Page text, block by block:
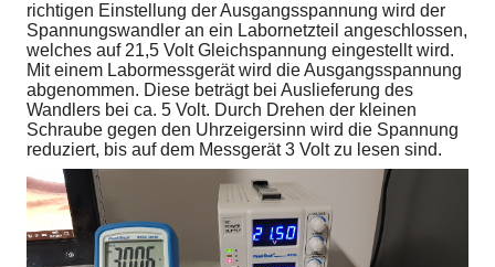
richtigen Einstellung der Ausgangsspannung wird der
Spannungswandler an ein Labornetzteil angeschlossen,
welches auf 21,5 Volt Gleichspannung eingestellt wird.
Mit einem Labormessgerät wird die Ausgangsspannung
abgenommen. Diese beträgt bei Auslieferung des
Wandlers bei ca. 5 Volt. Durch Drehen der kleinen
Schraube gegen den Uhrzeigersinn wird die Spannung
reduziert, bis auf dem Messgerät 3 Volt zu lesen sind.